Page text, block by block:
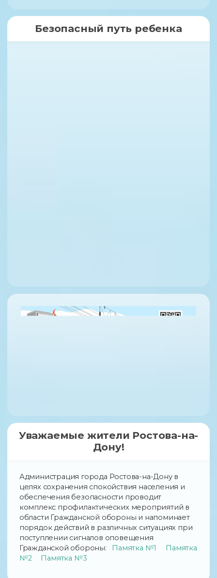
Безопасный путь ребенка
Уважаемые жители Ростова-на-
Дону!
Администрация города Ростова-на-Дону в
целях сохранения спокойствия населения и
обеспечения безопасности проводит
комплекс профилактических мероприятий в
области Гражданской обороны и напоминает
порядок действий в различных ситуациях при
поступлении сигналов оповещения
Гражданской обороны:
Памятка №1
Памятка
№2
Памятка №3